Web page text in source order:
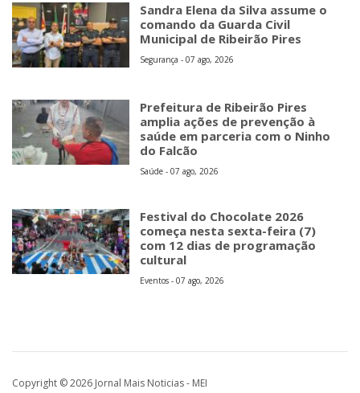
Sandra Elena da Silva assume o
comando da Guarda Civil
Municipal de Ribeirão Pires
Segurança - 07 ago, 2026
Prefeitura de Ribeirão Pires
amplia ações de prevenção à
saúde em parceria com o Ninho
do Falcão
Saúde - 07 ago, 2026
Festival do Chocolate 2026
começa nesta sexta-feira (7)
com 12 dias de programação
cultural
Eventos - 07 ago, 2026
Copyright © 2026 Jornal Mais Noticias - MEI